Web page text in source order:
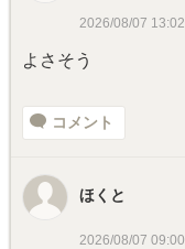
2026/08/07 13:02
よさそう
コメント
ほくと
2026/08/07 09:00